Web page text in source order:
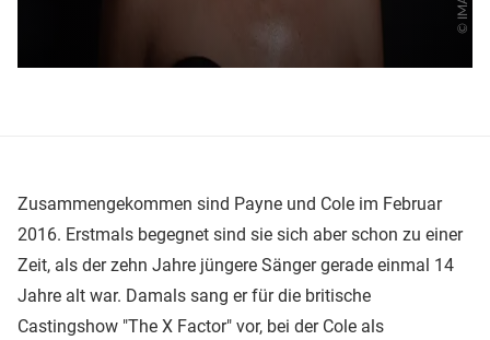
Zusammengekommen sind Payne und Cole im Februar
2016. Erstmals begegnet sind sie sich aber schon zu einer
Zeit, als der zehn Jahre jüngere Sänger gerade einmal 14
Jahre alt war. Damals sang er für die britische
Castingshow "The X Factor" vor, bei der Cole als